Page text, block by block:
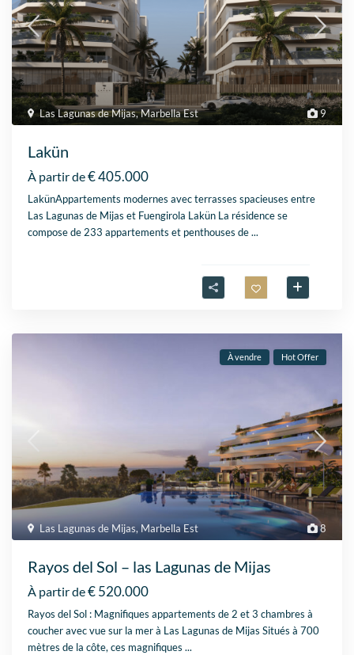
9
Las Lagunas de Mijas,Marbella Est
Lakün
À partir de€ 405.000
LakünAppartements modernes avec terrasses spacieuses entre
Las Lagunas de Mijas et Fuengirola Lakün La résidence se
compose de 233 appartements et penthouses de...
8
Las Lagunas de Mijas, Marbella Est
À vendre Hot Offer
Rayos del Sol – las Lagunas de Mijas
À partir de€ 520.000
Rayos del Sol : Magnifiques appartements de 2 et 3 chambres à
coucher avec vue sur la mer à Las Lagunas de Mijas Situés à 700
mètres de la côte, ces magnifiques...